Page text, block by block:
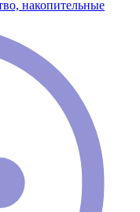
накопительные